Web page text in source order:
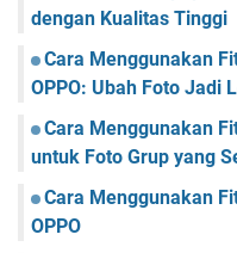
dengan Kualitas Tinggi
Cara Menggunakan
OPPO: Ubah Foto Jadi
Cara Menggunakan
untuk Foto Grup yang
Cara Menggunakan
OPPO